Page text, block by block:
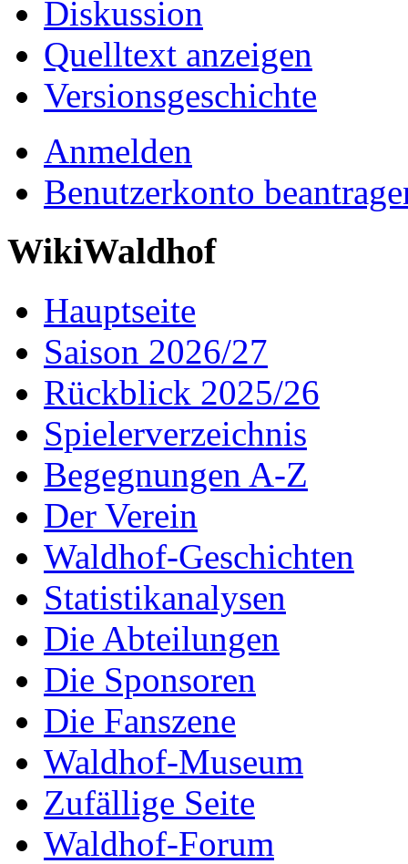
Diskussion
Quelltext anzeigen
Versionsgeschichte
Anmelden
Benutzerkonto
WikiWaldhof
Hauptseite
Saison 2026/27
Rückblick 2025/26
Spielerverzeichnis
Begegnungen A-Z
Der Verein
Waldhof-Geschichten
Statistikanalysen
Die Abteilungen
Die Sponsoren
Die Fanszene
Waldhof-Museum
Zufällige Seite
Waldhof-Forum